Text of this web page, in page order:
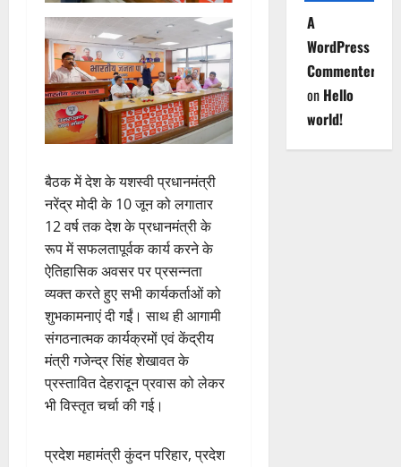
बैठक में देश के यशस्वी प्रधानमंत्री
नरेंद्र मोदी के 10 जून को लगातार
12 वर्ष तक देश के प्रधानमंत्री के
रूप में सफलतापूर्वक कार्य करने के
ऐतिहासिक अवसर पर प्रसन्नता
व्यक्त करते हुए सभी कार्यकर्ताओं को
शुभकामनाएं दी गईं। साथ ही आगामी
संगठनात्मक कार्यक्रमों एवं केंद्रीय
मंत्री गजेन्द्र सिंह शेखावत के
प्रस्तावित देहरादून प्रवास को लेकर
भी विस्तृत चर्चा की गई।
प्रदेश महामंत्री कुंदन परिहार, प्रदेश
A
WordPress
Commenter
on Hello
world!